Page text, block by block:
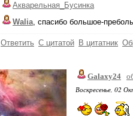
Акварельная_Бусинка
Walia, спасибо большое-
Ответить С цитатой В цитатник
Galaxy24
Воскресенье, 02